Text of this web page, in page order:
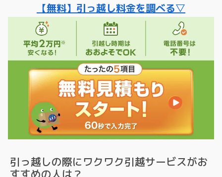
【無料】引っ越し料金を調べる▽
引っ越しの際にワクワク引越サービスがお
すすめの人は？